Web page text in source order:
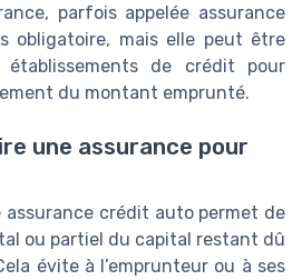
parfois appelée assurance
obligatoire, mais elle peut être
de crédit pour
du montant emprunté.
une assurance pour
assurance crédit auto permet de
ou partiel du capital restant dû
évite à l’emprunteur ou à ses